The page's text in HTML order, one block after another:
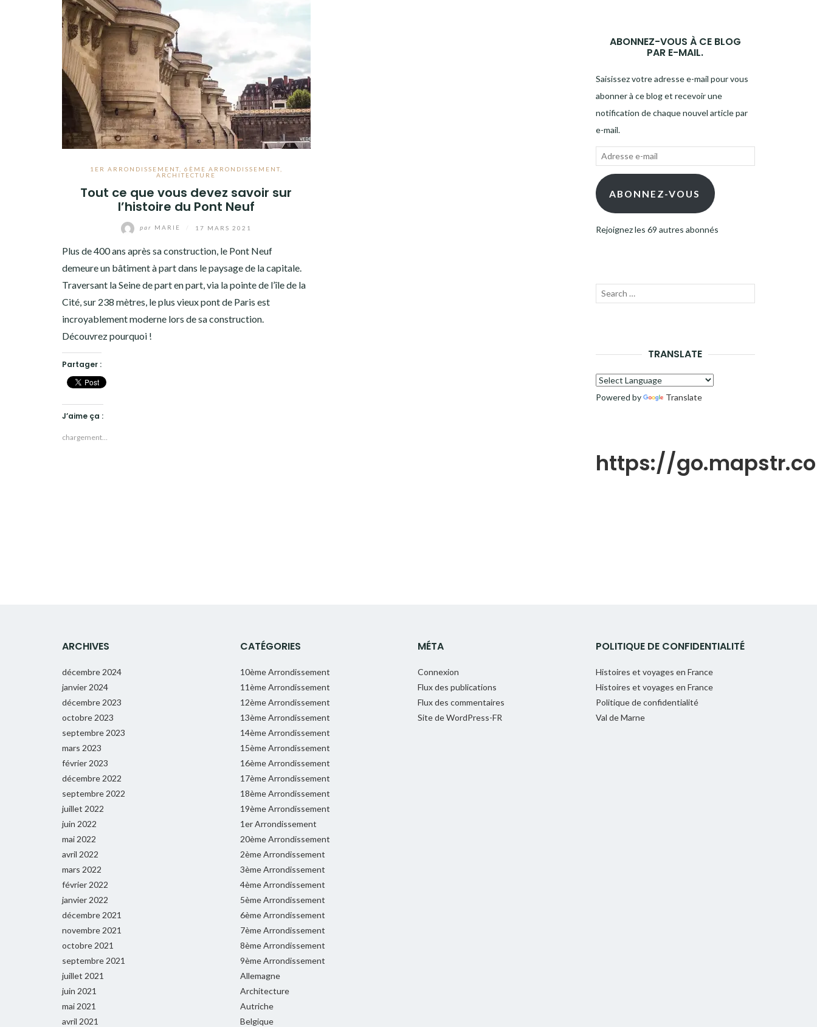
1ER ARRONDISSEMENT, 6ÈME ARRONDISSEMENT,
ARCHITECTURE
Tout ce que vous devez savoir sur
l’histoire du Pont Neuf
par MARIE 17 MARS 2021
Plus de 400 ans après sa construction, le Pont Neuf
demeure un bâtiment à part dans le paysage de la capitale.
Traversant la Seine de part en part, via la pointe de l’île de la
Cité, sur 238 mètres, le plus vieux pont de Paris est
incroyablement moderne lors de sa construction.
Découvrez pourquoi !
Partager :
J’aime ça :
chargement…
ABONNEZ-VOUS À CE BLOG
PAR E-MAIL.
Saisissez votre adresse e-mail pour vous
abonner à ce blog et recevoir une
notification de chaque nouvel article par
e-mail.
Adresse
mail ABONNEZ-VOUS
Rejoignez les 69 autres abonnés
Recherche
TRANSLATE
Powered by Translate
https://
ARCHIVES
décembre 2024
janvier 2024
décembre 2023
octobre 2023
septembre 2023
mars 2023
février 2023
décembre 2022
septembre 2022
juillet 2022
juin 2022
mai 2022
avril 2022
mars 2022
février 2022
janvier 2022
décembre 2021
novembre 2021
octobre 2021
septembre 2021
juillet 2021
juin 2021
mai 2021
avril 2021
CATÉGORIES
10ème Arrondissement
11ème Arrondissement
12ème Arrondissement
13ème Arrondissement
14ème Arrondissement
15ème Arrondissement
16ème Arrondissement
17ème Arrondissement
18ème Arrondissement
19ème Arrondissement
1er Arrondissement
20ème Arrondissement
2ème Arrondissement
3ème Arrondissement
4ème Arrondissement
5ème Arrondissement
6ème Arrondissement
7ème Arrondissement
8ème Arrondissement
9ème Arrondissement
Allemagne
Architecture
Autriche
Belgique
MÉTA
Connexion
Flux des publications
Flux des commentaires
Site de WordPress-FR
POLITIQUE DE CONFIDENTIALITÉ
Histoires et voyages en France
Histoires et voyages en France
Politique de confidentialité
Val de Marne